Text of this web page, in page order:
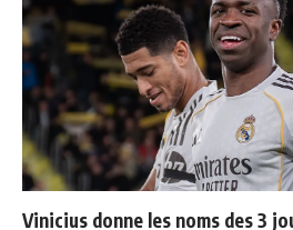
Vinicius donne les noms des 3